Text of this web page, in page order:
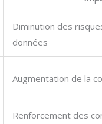
Diminution des
données
Augmentation de la
Renforcement des